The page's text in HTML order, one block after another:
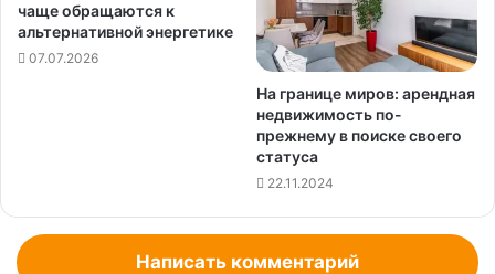
чаще обращаются к
альтернативной энергетике
07.07.2026
На границе миров: арендная
недвижимость по-
прежнему в поиске своего
статуса
22.11.2024
Написать комментарий